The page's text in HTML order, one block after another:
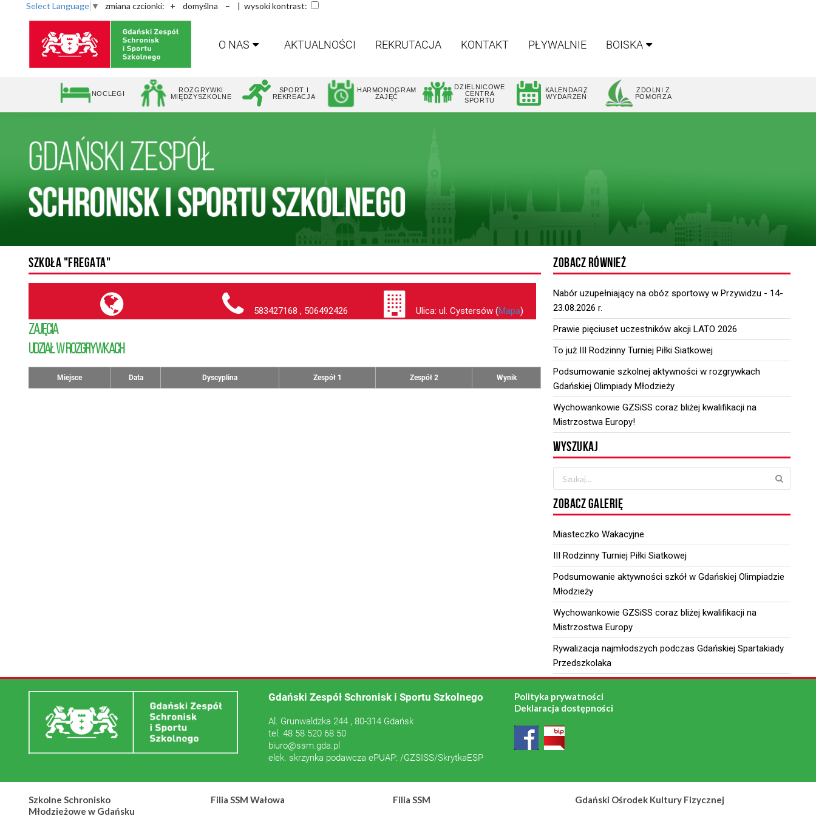
Select Language ▼ zmiana czcionki: + domyślna – | wysoki kontrast:
O NAS AKTUALNOŚCI REKRUTACJA KONTAKT PŁYWALNIE BOISKA
NOCLEGI
ROZGRYWKI
MIĘDZYSZKOLNE
SPORT I
REKREACJA
HARMONOGRAM
ZAJĘĆ
DZIELNICOWE
CENTRA
SPORTU
KALENDARZ
WYDARZEŃ
ZDOLNI Z
POMORZA
SZKOŁA "FREGATA"
583427168 , 506492426 Ulica: ul. Cystersów (Mapa)
ZAJĘCIA
UDZIAŁ W ROZGRYWKACH
Miejsce Data Dyscyplina Zespół 1 Zespół 2 Wynik
ZOBACZ RÓWNIEŻ
Nabór uzupełniający na obóz sportowy w Przywidzu - 14-
23.08.2026 r.
Prawie pięciuset uczestników akcji LATO 2026
To już III Rodzinny Turniej Piłki Siatkowej
Podsumowanie szkolnej aktywności w rozgrywkach
Gdańskiej Olimpiady Młodzieży
Wychowankowie GZSiSS coraz bliżej kwalifikacji na
Mistrzostwa Europy!
WYSZUKAJ
ZOBACZ GALERIĘ
Miasteczko Wakacyjne
III Rodzinny Turniej Piłki Siatkowej
Podsumowanie aktywności szkół w Gdańskiej Olimpiadzie
Młodzieży
Wychowankowie GZSiSS coraz bliżej kwalifikacji na
Mistrzostwa Europy
Rywalizacja najmłodszych podczas Gdańskiej Spartakiady
Przedszkolaka
Gdański Zespół Schronisk i Sportu Szkolnego
Al. Grunwaldzka 244 , 80-314 Gdańsk
tel. 48 58 520 68 50
biuro@ssm.gda.pl
elek. skrzynka podawcza ePUAP: /GZSISS/SkrytkaESP
Polityka prywatności
Deklaracja dostępności
Szkolne Schronisko
Młodzieżowe w Gdańsku
Filia SSM Wałowa
Filia SSM
Gdański Ośrodek Kultury Fizycznej